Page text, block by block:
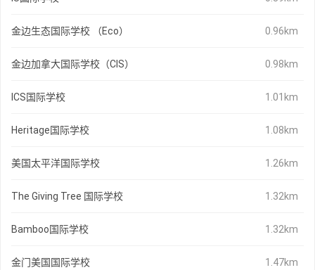
金边生态国际学校 （Eco） 0.96km
金边加拿大国际学校（CIS） 0.98km
ICS国际学校 1.01km
Heritage国际学校 1.08km
美国太平洋国际学校 1.26km
The Giving Tree 国际学校 1.32km
Bamboo国际学校 1.32km
金门美国国际学校 1.47km